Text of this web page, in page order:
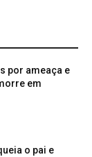
por ameaça e
em
o pai e